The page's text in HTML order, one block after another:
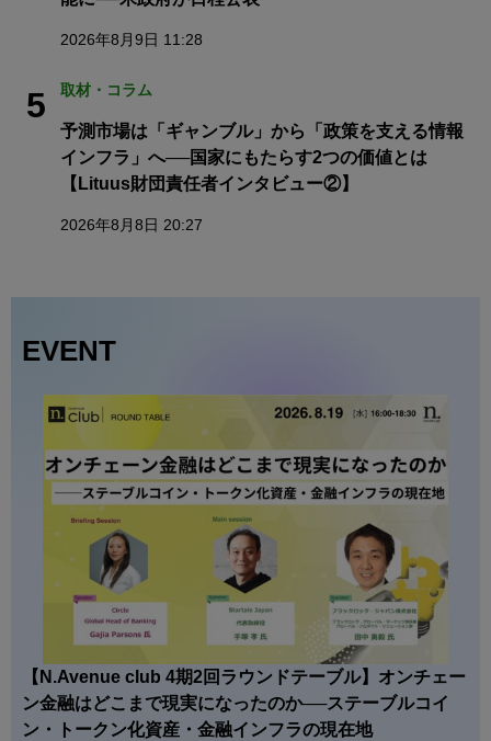
2026年8月9日 11:28
5 取材・コラム
予測市場は「ギャンブル」から「政策を支える情報
インフラ」へ──国家にもたらす2つの価値とは
【Lituus財団責任者インタビュー②】
2026年8月8日 20:27
EVENT
【N.Avenue club 4期2回ラウンドテーブル】オンチェー
ン金融はどこまで現実になったのか──ステーブルコイ
ン・トークン化資産・金融インフラの現在地